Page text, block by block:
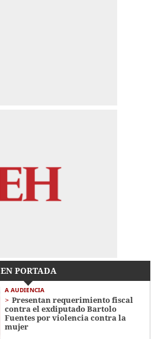
EN PORTADA
A AUDIENCIA
Presentan requerimiento fiscal
contra el exdiputado Bartolo
Fuentes por violencia contra la
mujer